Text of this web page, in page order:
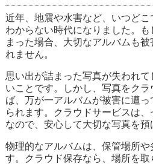
近年、地震や水害など、いつど
わからない時代になりました。
まった場合、大切なアルバムも
れません。
思い出が詰まった写真が失われ
いことです。しかし、写真をク
ば、万が一アルバムが被害に遭
られます。クラウドサービスは
なので、安心して大切な写真を預
物理的なアルバムは、保管場所
す。クラウド保存なら、場所を